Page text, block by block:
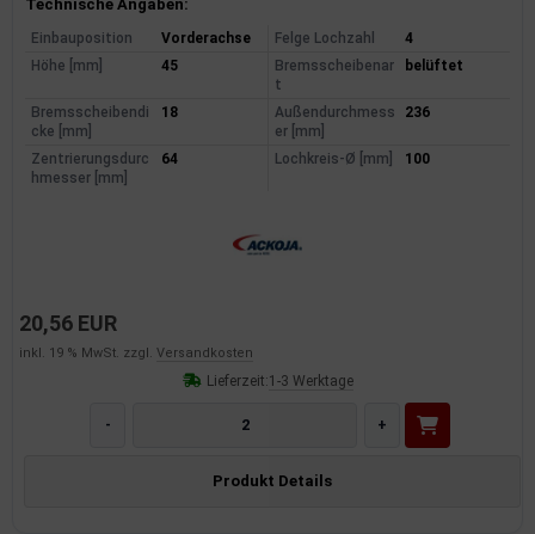
Produktinformationen
Technische Angaben:
Einbauposition Vorderachse Felge Lochzahl
4
Höhe [mm]
45
Bremsscheibenar
t
belüftet
Bremsscheibendi
cke [mm]
18
Außendurchmess
er [mm]
236
Zentrierungsdurc
hmesser [mm]
64 Lochkreis-Ø [mm] 100
20,56 EUR
inkl. 19 % MwSt. zzgl. Versandkosten
Lieferzeit:1-3 Werktage
- +
Produkt Details